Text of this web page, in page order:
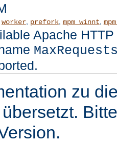
worker, prefork, mpm_winnt
Apache
zu